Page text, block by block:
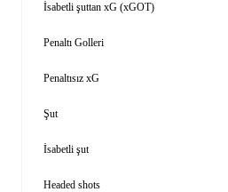
İsabetli şuttan xG (xGOT)
Penaltı Golleri
Penaltısız xG
Şut
İsabetli şut
Headed shots